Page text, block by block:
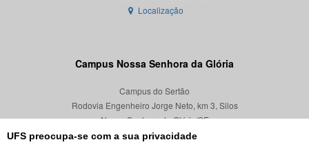
UFS preocupa-se com a sua privacidade
Localização
Campus Nossa Senhora da Glória
Campus do Sertão
Rodovia Engenheiro Jorge Neto, km 3, Silos
Nossa Senhora da Glória/SE
CEP 49680-000